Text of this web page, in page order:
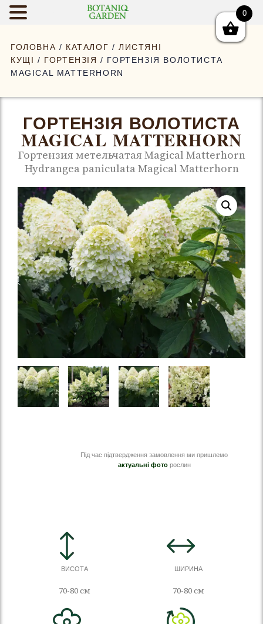
ГОЛОВНА / КАТАЛОГ /ЛИСТЯНІ
КУЩІ / ГОРТЕНЗІЯ / ГОРТЕНЗІЯ ВОЛОТИСТА
MAGICAL MATTERHORN
ГОРТЕНЗІЯ ВОЛОТИСТА
MAGICAL MATTERHORN
Гортензия метельчатая Magical Matterhorn
Hydrangea paniculata Magical Matterhorn
Під час підтвердження замовлення ми пришлемо
актуальні фоторослин
ВИСОТА
70-80 см
ШИРИНА
70-80 см
0